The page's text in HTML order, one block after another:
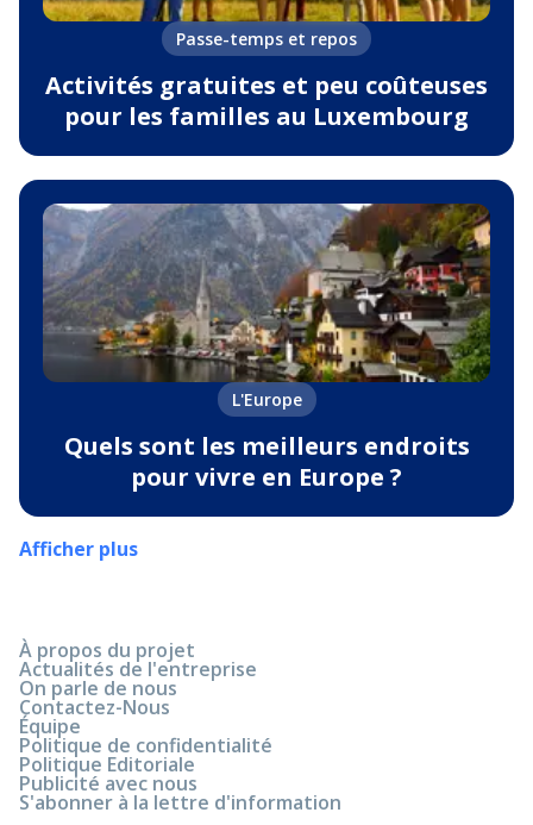
Passe-temps et repos
Activités gratuites et peu coûteuses
pour les familles au Luxembourg
L'Europe
Quels sont les meilleurs endroits
pour vivre en Europe ?
Afficher plus
À propos du projet
Actualités de l'entreprise
On parle de nous
Contactez-Nous
Équipe
Politique de confidentialité
Politique Editoriale
Publicité avec nous
S'abonner à la lettre d'information